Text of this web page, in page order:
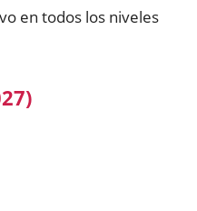
en todos los niveles